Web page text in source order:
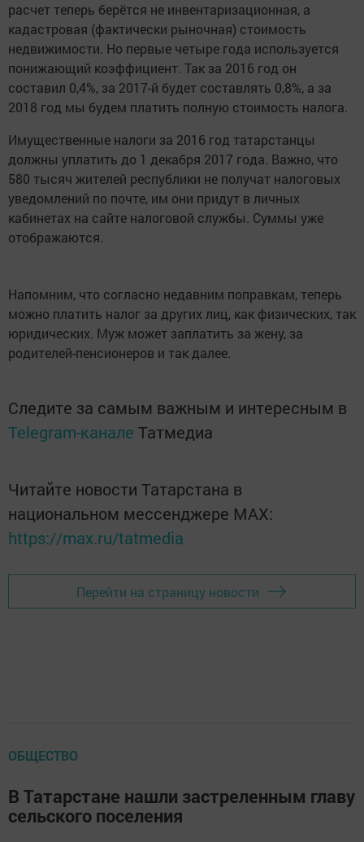
расчет теперь берётся не инвентаризационная, а
кадастровая (фактически рыночная) стоимость
недвижимости. Но первые четыре года используется
понижающий коэффициент. Так за 2016 год он
составил 0,4%, за 2017-й будет составлять 0,8%, а за
2018 год мы будем платить полную стоимость налога.
Имущественные налоги за 2016 год татарстанцы
должны уплатить до 1 декабря 2017 года. Важно, что
580 тысяч жителей республики не получат налоговых
уведомлений по почте, им они придут в личных
кабинетах на сайте налоговой службы. Суммы уже
отображаются.
Напомним, что согласно недавним поправкам, теперь
можно платить налог за других лиц, как физических, так
юридических. Муж может заплатить за жену, за
родителей-пенсионеров и так далее.
Следите за самым важным и интересным в
Telegram-канале Татмедиа
Читайте новости Татарстана в
национальном мессенджере MАХ:
https://max.ru/tatmedia
Перейти на страницу новости
ОБЩЕСТВО
В Татарстане нашли застреленным главу
сельского поселения